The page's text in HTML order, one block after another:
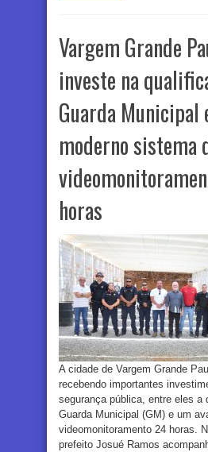
Vargem Grande
investe na
Guarda Municipal
moderno sistema
horas
A cidade de Vargem Grande
recebendo importantes
segurança pública, entre eles a
Guarda Municipal (GM) e um
videomonitoramento 24 horas.
prefeito Josué Ramos